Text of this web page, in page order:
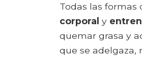
Todas las formas
corporal y
quemar grasa y
que se adelgaza,